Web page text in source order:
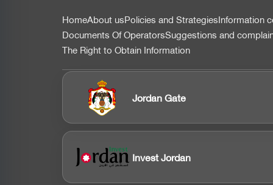
التذييل
HomeAbout usPolicies and StrategiesInformation
Documents Of OperatorsSuggestions and
The Right to Obtain Information
Jordan Gate
Invest Jordan